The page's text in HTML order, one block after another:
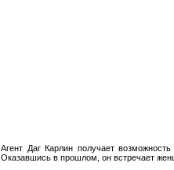
Агент Даг Карлин получает
Оказавшись в прошлом, он встречает